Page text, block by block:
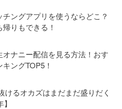
ングアプリを使うならどこ？
りもできる！
ナニー配信を見る方法！おす
ングTOP5！
けるオカズはまだまだ盛りだく